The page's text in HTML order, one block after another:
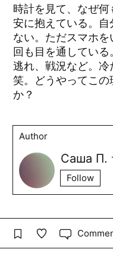
時計を見て、なぜ
安に抱えている。
ない。ただスマホ
回も目を通してい
逃れ、戦況など。
笑。どうやってこ
か？
Author
Саша П.
Follow